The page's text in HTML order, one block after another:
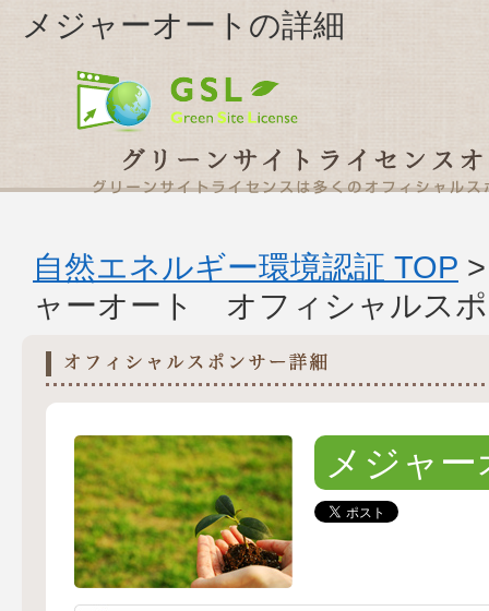
メジャーオートの詳細
自然エネルギー環境認証 TOP
ャーオート オフィシャルス
メジャ